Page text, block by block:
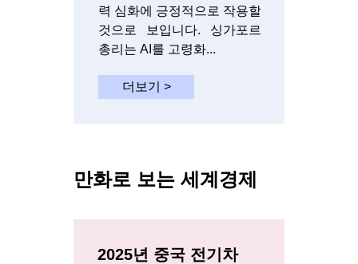
력 심화에 긍정적으로 작용할
것으로 보입니다. 싱가포르
총리는 AI를 고령화...
더보기 >
만화로 보는 세계경제
2025년 중국 전기차